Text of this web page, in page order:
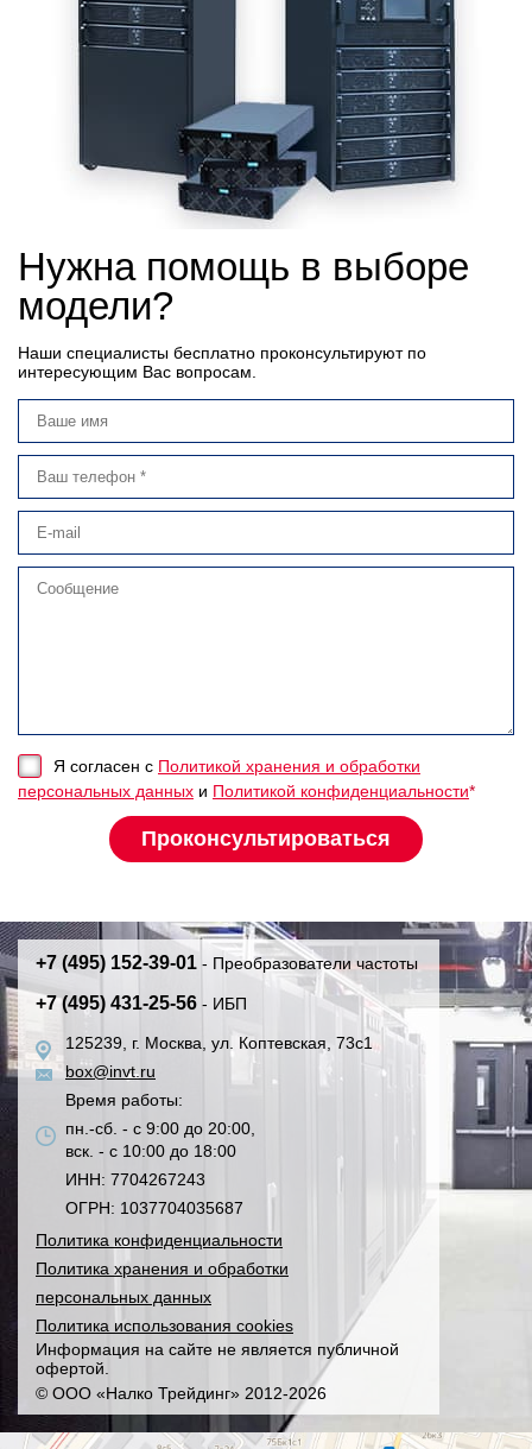
Нужна помощь в выборе
модели?
Наши специалисты бесплатно проконсультируют по
интересующим Вас вопросам.
Я согласен с Политикой хранения и обработки
персональных данных и Политикой конфиденциальности*
+7 (495) 152-39-01 - Преобразователи частоты
+7 (495) 431-25-56 - ИБП
125239, г. Москва, ул. Коптевская, 73с1
box@invt.ru
Время работы:
пн.-сб. - с 9:00 до 20:00,
вск. - с 10:00 до 18:00
ИНН: 7704267243
ОГРН: 1037704035687
Политика конфиденциальности
Политика хранения и обработки
персональных данных
Политика использования cookies
Информация на сайте не является публичной
офертой.
© ООО «Налко Трейдинг» 2012-2026